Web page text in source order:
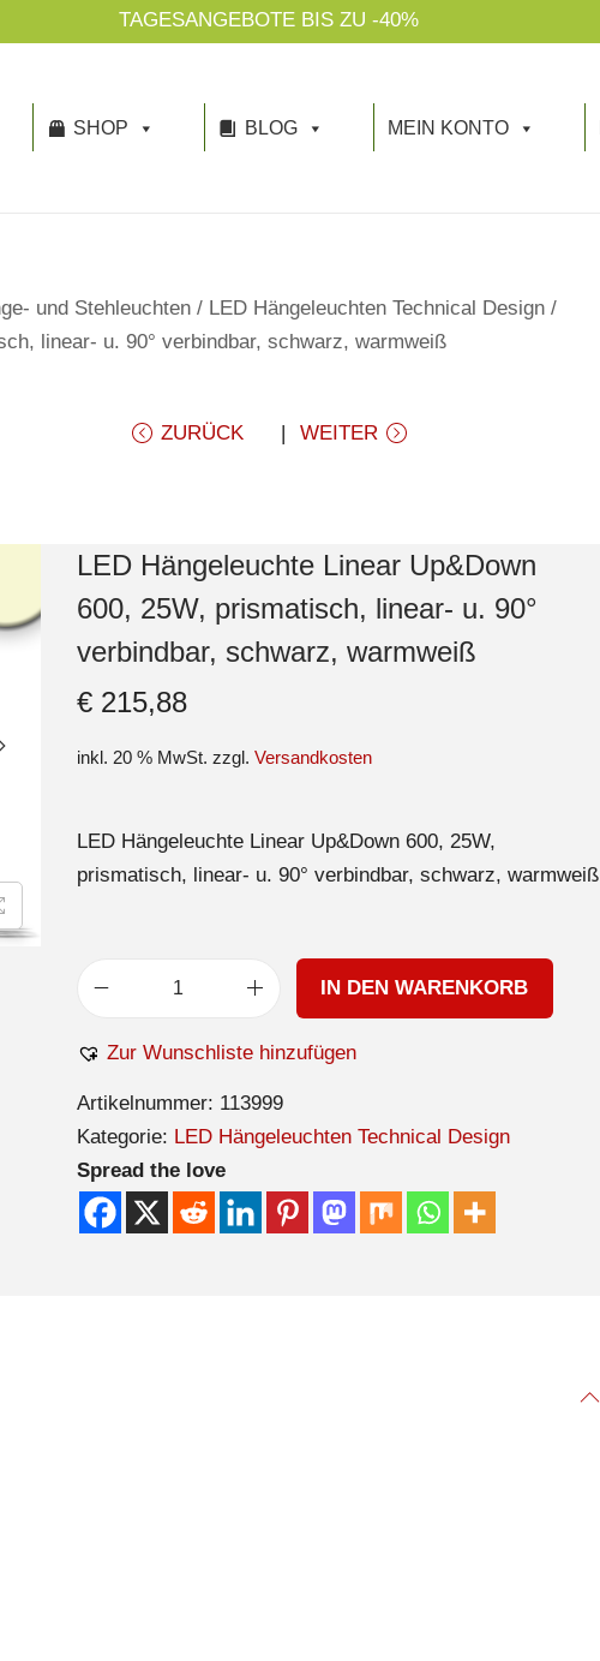
TAGESANGEBOTE BIS ZU -40%
SHOP BLOG MEIN KONTO
und Stehleuchten / LED Hängeleuchten Technical Design /
linear- u. 90° verbindbar, schwarz, warmweiß
ZURÜCK WEITER
LED Hängeleuchte Linear Up&Down
600, 25W, prismatisch, linear- u. 90°
verbindbar, schwarz, warmweiß
€215,88
inkl. 20 % MwSt. zzgl. Versandkosten
LED Hängeleuchte Linear Up&Down 600, 25W,
prismatisch, linear- u. 90° verbindbar, schwarz, warmweiß
IN DEN WARENKORB
Zur Wunschliste hinzufügen
Artikelnummer: 113999
Kategorie: LED Hängeleuchten Technical Design
Spread the love